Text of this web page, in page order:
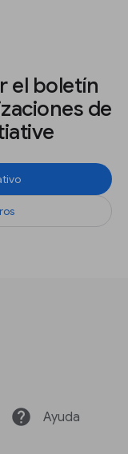
el boletín
de
help Ayuda